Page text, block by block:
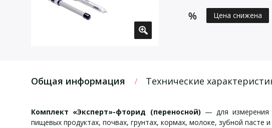
Цена снижена
Общая информация Технические
Комплект «Эксперт»-фторид (переносной) — для измерения
пищевых продуктах, почвах, грунтах, кормах, молоке, зубной